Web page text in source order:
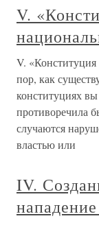
V.
V.
пор, как
конституциях
противоречила
случаются
властью или
IV.